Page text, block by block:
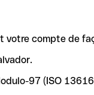
votre compte de
97 (ISO